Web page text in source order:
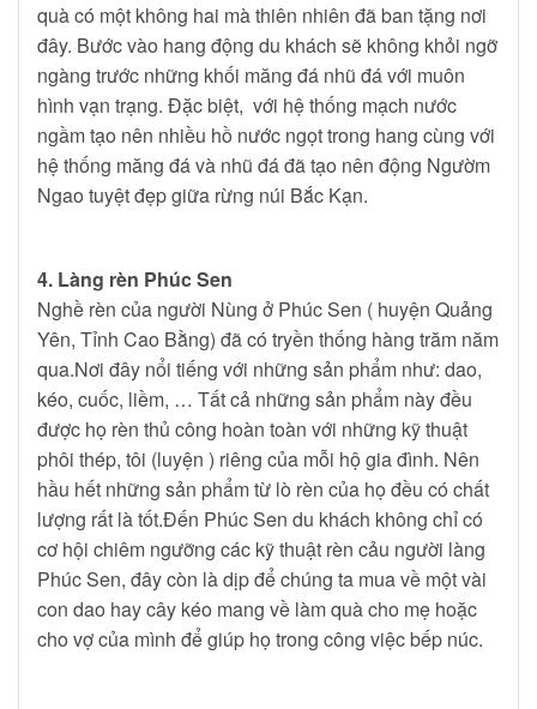
quà có một không hai mà thiên nhiên đã ban tặng nơi
đây. Bước vào hang động du khách sẽ không khỏi ngỡ
ngàng trước những khối măng đá nhũ đá với muôn
hình vạn trạng. Đặc biệt, với hệ thống mạch nước
ngầm tạo nên nhiều hồ nước ngọt trong hang cùng với
hệ thống măng đá và nhũ đá đã tạo nên động Ngườm
Ngao tuyệt đẹp giữa rừng núi Bắc Kạn.
4. Làng rèn Phúc Sen
Nghề rèn của người Nùng ở Phúc Sen ( huyện Quảng
Yên, Tỉnh Cao Bằng) đã có tryền thống hàng trăm năm
qua.Nơi đây nổi tiếng với những sản phẩm như: dao,
kéo, cuốc, liềm, … Tất cả những sản phẩm này đều
được họ rèn thủ công hoàn toàn với những kỹ thuật
phôi thép, tôi (luyện ) riêng của mỗi hộ gia đình. Nên
hầu hết những sản phẩm từ lò rèn của họ đều có chất
lượng rất là tốt.Đến Phúc Sen du khách không chỉ có
cơ hội chiêm ngưỡng các kỹ thuật rèn cảu người làng
Phúc Sen, đây còn là dịp để chúng ta mua về một vài
con dao hay cây kéo mang về làm quà cho mẹ hoặc
cho vợ của mình để giúp họ trong công việc bếp núc.